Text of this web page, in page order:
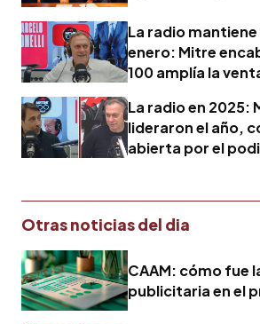
La radio mantiene
enero: Mitre
100 amplía la
La radio en 2025:
lideraron el año,
abierta por el
Otras noticias del dia
CAAM: cómo fue
publicitaria en el